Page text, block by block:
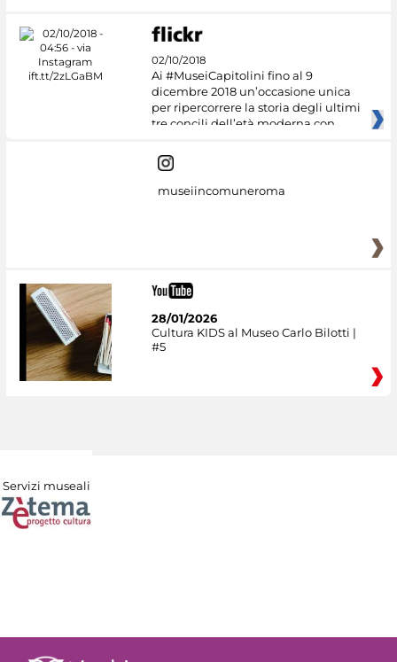
02/10/2018
Ai #MuseiCapitolini fino al 9
dicembre 2018 un’occasione unica
per ripercorrere la storia degli ultimi
tre concili dell’età moderna con
museiincomuneroma
28/01/2026
Cultura KIDS al Museo Carlo Bilotti |
#5
Servizi museali